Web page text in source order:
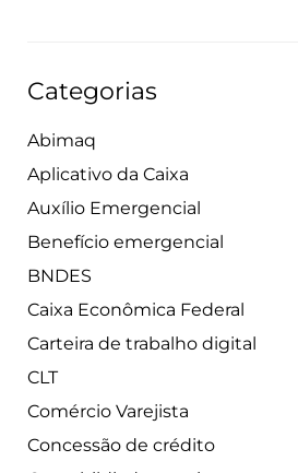
Categorias
Abimaq
Aplicativo da Caixa
Auxílio Emergencial
Benefício emergencial
BNDES
Caixa Econômica Federal
Carteira de trabalho digital
CLT
Comércio Varejista
Concessão de crédito